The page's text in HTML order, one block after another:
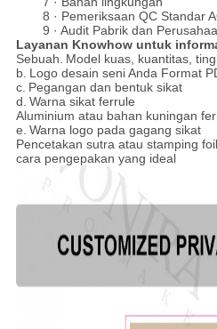
8 · Pemeriksaan QC Standar
9 · Audit Pabrik dan
Layanan Knowhow untuk
Sebuah. Model kuas, kuantitas,
b. Logo desain seni Anda Format
c. Pegangan dan bentuk sikat
d. Warna sikat ferrule
Aluminium atau bahan kuningan
e. Warna logo pada gagang sikat
Pencetakan sutra atau stamping
cara pengepakan yang ideal